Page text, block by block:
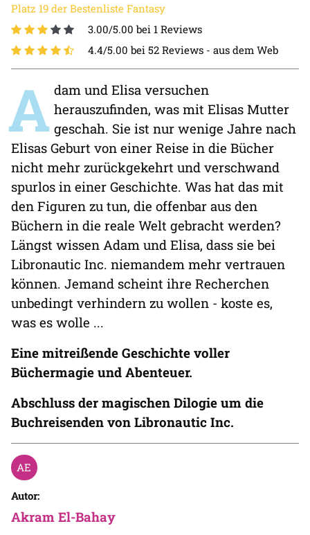
Platz 19 der Bestenliste Fantasy
3.00/5.00 bei 1 Reviews
4.4/5.00 bei 52 Reviews - aus dem Web
A dam und Elisa versuchen
herauszufinden, was mit Elisas Mutter
geschah. Sie ist nur wenige Jahre nach
Elisas Geburt von einer Reise in die Bücher
nicht mehr zurückgekehrt und verschwand
spurlos in einer Geschichte. Was hat das mit
den Figuren zu tun, die offenbar aus den
Büchern in die reale Welt gebracht werden?
Längst wissen Adam und Elisa, dass sie bei
Libronautic Inc. niemandem mehr vertrauen
können. Jemand scheint ihre Recherchen
unbedingt verhindern zu wollen - koste es,
was es wolle ...
Eine mitreißende Geschichte voller
Büchermagie und Abenteuer.
Abschluss der magischen Dilogie um die
Buchreisenden von Libronautic Inc.
Autor:
Akram El-Bahay